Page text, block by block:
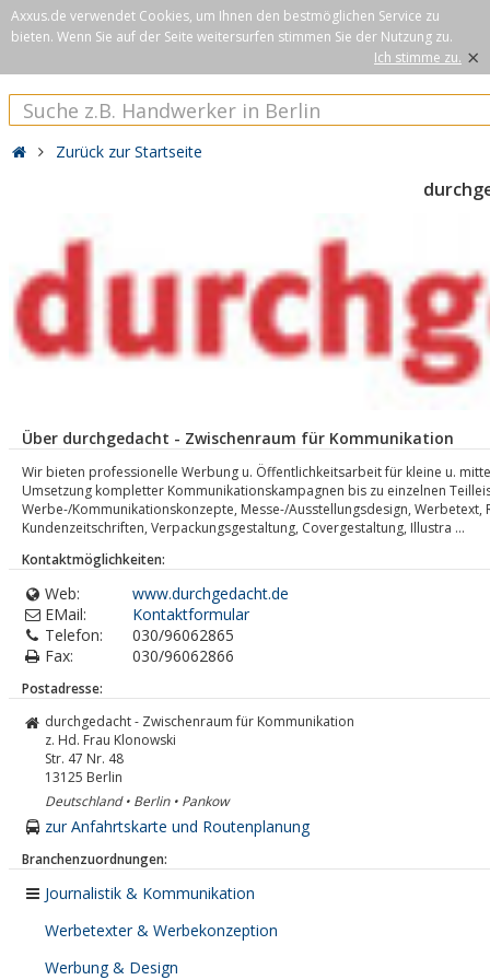
Axxus.de verwendet Cookies, um Ihnen den bestmöglichen Service zu
bieten. Wenn Sie auf der Seite weitersurfen stimmen Sie der Nutzung zu.
Ich stimme zu. ×
Zurück zur Startseite
Über durchgedacht - Zwischenraum für Kommunikation
Wir bieten professionelle Werbung u. Öffentlichkeitsarbeit für kleine u.
Umsetzung kompletter Kommunikationskampagnen bis zu einzelnen
Werbe-/Kommunikationskonzepte, Messe-/Ausstellungsdesign,
Kundenzeitschriften, Verpackungsgestaltung, Covergestaltung, Illustra ...
Kontaktmöglichkeiten:
Web:
www.durchgedacht.de
EMail:
Kontaktformular
Telefon:
030/96062865
Fax:
030/96062866
Postadresse:
durchgedacht - Zwischenraum für Kommunikation
z. Hd. Frau Klonowski
Str. 47 Nr. 48
13125 Berlin
Deutschland • Berlin • Pankow
zur Anfahrtskarte und Routenplanung
Branchenzuordnungen:
Journalistik & Kommunikation
Werbetexter & Werbekonzeption
Werbung & Design